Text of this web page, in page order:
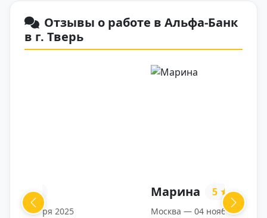
Отзывы о работе в Альфа-Банк
в г. Тверь
Москва — 04 ноября 2025
Previous Next